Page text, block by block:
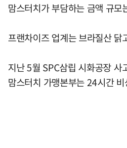
맘스터치가 부담하는 금액 규
프랜차이즈 업계는 브라질산
지난 5월 SPC삼립 시화공장 사
맘스터치 가맹본부는 24시간